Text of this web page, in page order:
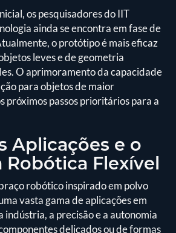
os pesquisadores do IIT
ainda se encontra em fase de
o protótipo é mais eficaz
leves e de geometria
O aprimoramento da capacidade
para objetos de maior
próximos passos prioritários para a
Aplicações e o
Robótica Flexível
robótico inspirado em polvo
vasta gama de aplicações em
indústria, a precisão e a autonomia
delicados ou de formas